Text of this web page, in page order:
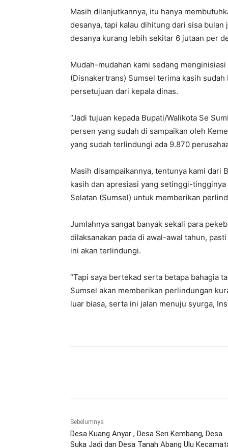
Masih dilanjutkannya, itu hanya
desanya, tapi kalau dihitung dari sisa
desanya kurang lebih sekitar 6 jutaan per
Mudah-mudahan kami sedang
(Disnakertrans) Sumsel terima kasih
persetujuan dari kepala dinas.
“Jadi tujuan kepada Bupati/Walikota Se
persen yang sudah di sampaikan oleh
yang sudah terlindungi ada 9.870
Masih disampaikannya, tentunya kami dari
kasih dan apresiasi yang setinggi-
Selatan (Sumsel) untuk memberikan
Jumlahnya sangat banyak sekali para
dilaksanakan pada di awal-awal tahun,
ini akan terlindungi.
“Tapi saya bertekad serta betapa bahagia
Sumsel akan memberikan perlindungan
luar biasa, serta ini jalan menuju syurga,
Sebelumnya
Desa Kuang Anyar , Desa Seri Kembang, Desa
Suka Jadi dan Desa Tanah Abang Ulu